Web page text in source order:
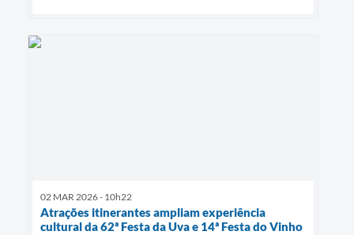
02 MAR 2026 - 10h22
Atrações itinerantes ampliam experiência
cultural da 62ª Festa da Uva e 14ª Festa do Vinho